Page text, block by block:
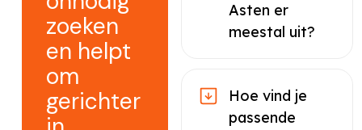
zoeken
en helpt
om
gerichter
Asten er
meestal uit?
Hoe vind je
passende